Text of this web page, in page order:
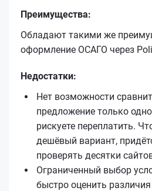
Преимущества:
Обладают такими же
оформление ОСАГО через
Недостатки:
Нет возможности
предложение только
рискуете переплатить.
дешёвый вариант,
проверять десятки
Ограниченный выбор
быстро оценить